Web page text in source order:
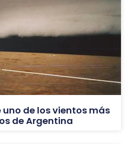
de los vientos más
de Argentina